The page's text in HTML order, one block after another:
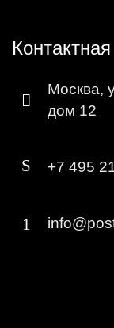
Москва,
дом 12
+7 495